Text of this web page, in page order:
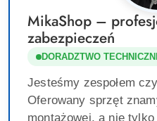
MikaShop –
zabezpieczeń
DORADZTWO
Jesteśmy zespołem
Oferowany sprzęt
montażowej, a nie